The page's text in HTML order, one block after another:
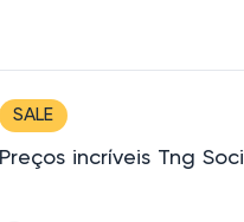
SALE
Preços incríveis Tng